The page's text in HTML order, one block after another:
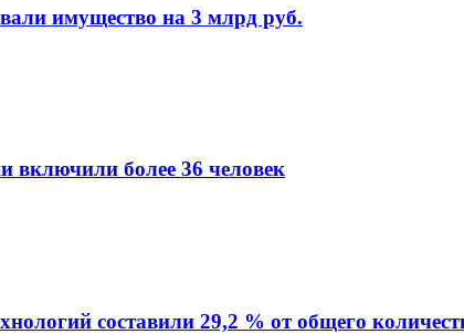
имущество на 3 млрд руб.
включили более 36 человек
составили 29,2 % от общего